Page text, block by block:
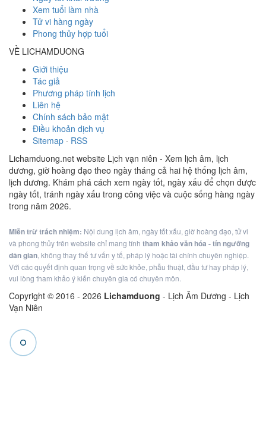
Xem tuổi làm nhà
Tử vi hàng ngày
Phong thủy hợp tuổi
VỀ LICHAMDUONG
Giới thiệu
Tác giả
Phương pháp tính lịch
Liên hệ
Chính sách bảo mật
Điều khoản dịch vụ
Sitemap · RSS
Lichamduong.net website Lịch vạn niên - Xem lịch âm, lịch
dương, giờ hoàng đạo theo ngày tháng cả hai hệ thống lịch âm,
lịch dương. Khám phá cách xem ngày tốt, ngày xấu để chọn được
ngày tốt, tránh ngày xấu trong công việc và cuộc sống hàng ngày
trong năm 2026.
Miễn trừ trách nhiệm: Nội dung lịch âm, ngày tốt xấu, giờ hoàng đạo, tử vi
và phong thủy trên website chỉ mang tính tham khảo văn hóa - tín ngưỡng
dân gian, không thay thế tư vấn y tế, pháp lý hoặc tài chính chuyên nghiệp.
Với các quyết định quan trọng về sức khỏe, phẫu thuật, đầu tư hay pháp lý,
vui lòng tham khảo ý kiến chuyên gia có chuyên môn.
Copyright © 2016 - 2026 Lichamduong - Lịch Âm Dương - Lịch
Vạn Niên